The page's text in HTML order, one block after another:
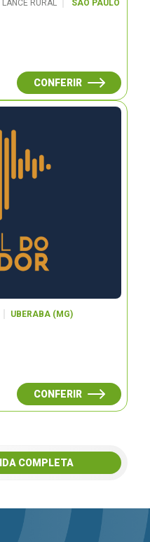
RURAL
SÃO PAULO
CONFERIR
UBERABA (MG)
CONFERIR
COMPLETA